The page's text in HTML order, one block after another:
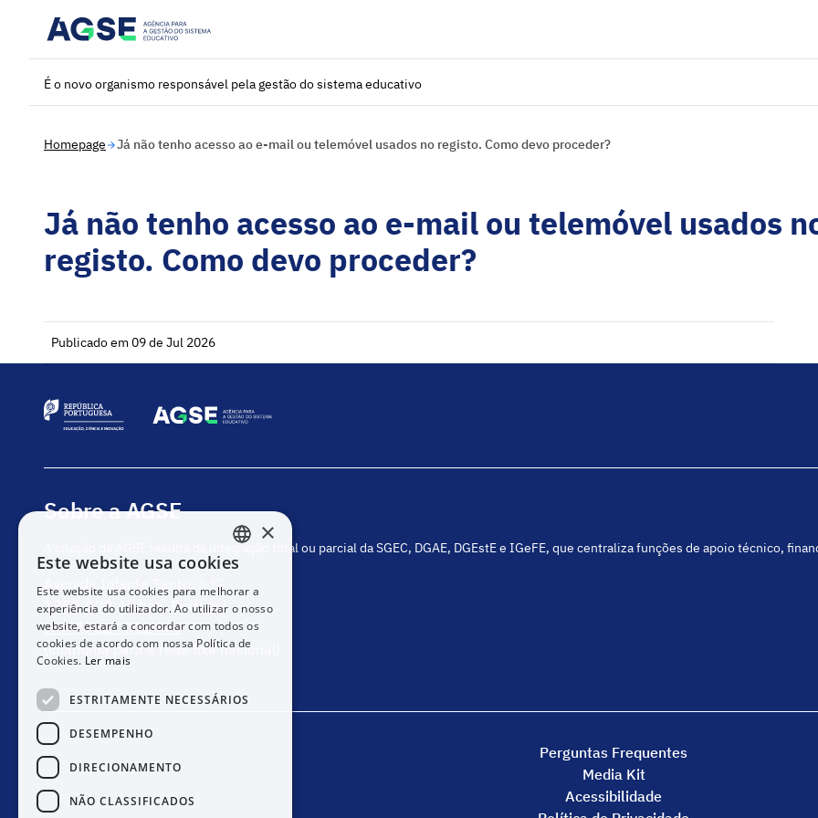
É o novo organismo responsável pela gestão do sistema educativo
Homepage Já não tenho acesso ao e-mail ou telemóvel usados no registo. Como devo proceder?
Já não tenho acesso ao e-mail ou telemóvel usados
registo. Como devo proceder?
Publicado em 09 de Jul 2026
Sobre a AGSE
A criação da AGSE resulta da integração total ou parcial da SGEC, DGAE, DGEstE e IGeFE, que centraliza funções de apoio técnico,
Avenida Infante Santo, n.º2
1350-178, Lisboa, Portugal
(+351) 217 811 600
(chamada para a rede fixa nacional)
Perguntas Frequentes
Media Kit
Acessibilidade
PORTUGUESE
ENGLISH
×
Este website usa cookies
Este website usa cookies para melhorar a
experiência do utilizador. Ao utilizar o nosso
website, estará a concordar com todos os
cookies de acordo com nossa Política de
Cookies. Ler mais
ESTRITAMENTE NECESSÁRIOS
DESEMPENHO
DIRECIONAMENTO
NÃO CLASSIFICADOS